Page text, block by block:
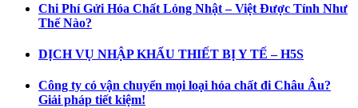
Chi Phí Gửi Hóa Chất Lỏng Nhật – Việt Được Tính Như
Thế Nào?
DỊCH VỤ NHẬP KHẨU THIẾT BỊ Y TẾ – H5S
Công ty có vận chuyển mọi loại hóa chất đi Châu Âu?
Giải pháp tiết kiệm!